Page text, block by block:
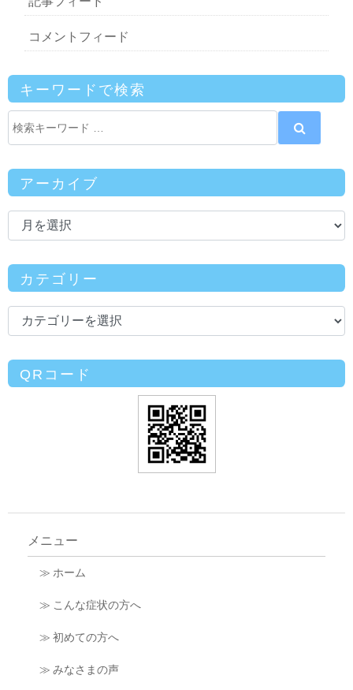
コメントフィード
キーワードで検索
アーカイブ
カテゴリー
QRコード
メニュー
≫ ホーム
≫ こんな症状の方へ
≫ 初めての方へ
≫ みなさまの声